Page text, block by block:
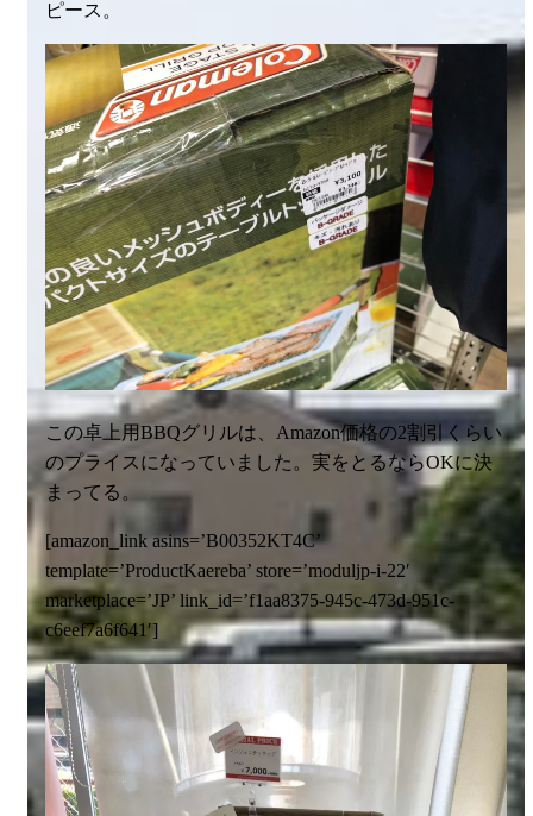
ピース。
この卓上用BBQグリルは、Amazon価格の2割引くらい
のプライスになっていました。実をとるならOKに決
まってる。
[amazon_link asins=’B00352KT4C’
template=’ProductKaereba’ store=’moduljp-i-22′
marketplace=’JP’ link_id=’f1aa8375-945c-473d-951c-
c6eef7a6f641′]